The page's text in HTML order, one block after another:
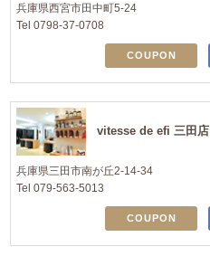
兵庫県西宮市田中町5-24
Tel 0798-37-0708
COUPON
vitesse de efi 三田店
兵庫県三田市南が丘2-14-34
Tel 079-563-5013
COUPON